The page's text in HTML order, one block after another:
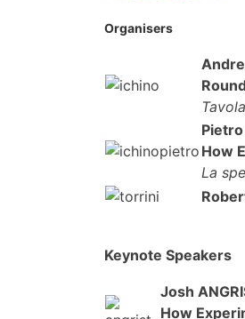
Organisers
Pietro
How
La
Keynote Speakers
Josh
How